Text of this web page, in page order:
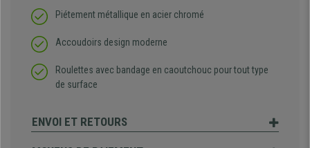
Piétement métallique en acier chromé
Accoudoirs design moderne
Roulettes avec bandage en caoutchouc pour tout type
de surface
ENVOI ET RETOURS